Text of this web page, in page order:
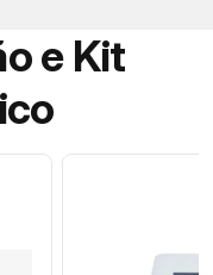
e Kit